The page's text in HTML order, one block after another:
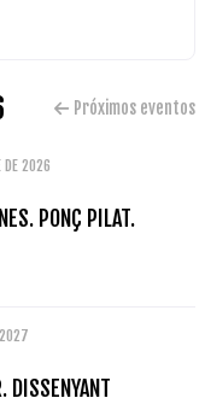
Próximos eventos
DE 2026
PONÇ PILAT.
DISSENYANT